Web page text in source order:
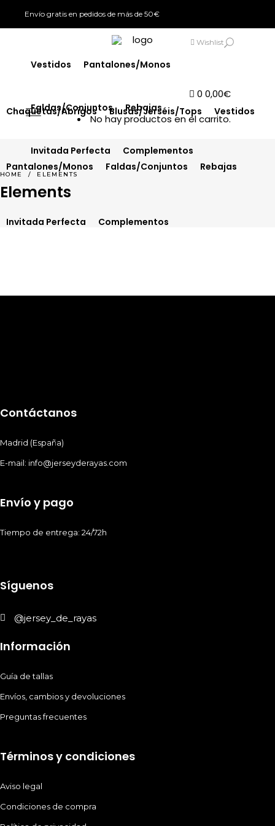
Envío gratis en pedidos de más de 50€
Wishlist
Chaquetas/Abrigos Blusas/Jerséis/Tops Vestidos
Pantalones/Monos Faldas/Conjuntos Rebajas
Invitada Perfecta Complementos
0 0,00€
No hay productos en el carrito.
Chaquetas/Abrigos
Vestidos Pantalones/Monos
Faldas/Conjuntos Rebajas
Invitada Perfecta Complementos
HOME / ELEMENTS
Elements
Contáctanos
Madrid (España)
E-mail: info@jerseyderayas.com
Envío y pago
Tiempo de entrega: 24/72h
Síguenos
@jersey_de_rayas
Información
Guía de tallas
Envíos, cambios y devoluciones
Preguntas frecuentes
Términos y condiciones
Aviso legal
Condiciones de compra